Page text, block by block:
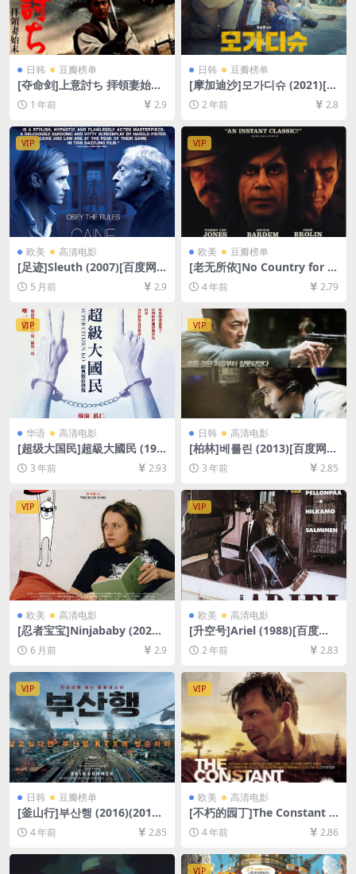
日韩 豆瓣榜单
[夺命剑]上意討ち 拝領妻始末
(1967)[百度网盘+夸克网盘10
80P超清资源][网盘在线播放/
下载][MP4/8.4GB][中文字幕]
1 年前 2.9
日韩 豆瓣榜单
[摩加迪沙]모가디슈 (2021)[百
度网盘+夸克网盘1080P超清
未删减资源][网盘在线播放/下
载][MP4/7.7GB][中文字幕]
2 年前 2.8
VIP
欧美 高清电影
[足迹]Sleuth (2007)[百度网
盘+夸克网盘1080P超清未删
减资源][网盘在线播放/下载]
5 月前 2.9
VIP
欧美 豆瓣榜单
[老无所依]No Country for O
ld Men (2007)[百度网盘+迅
雷云盘资源1080P超清未删减]
4 年前 2.79
VIP
华语 高清电影
[超级大国民]超級大國民 (199
6)[百度网盘+夸克网盘1080P
超清未删减资源][网盘在线播
放/下载][MP4/7.6GB][中文字
幕]
3 年前 2.93
VIP
日韩 高清电影
[柏林]베를린 (2013)[百度网盘
+夸克网盘1080P超清未删减
资源][网盘在线播放/下载][MP
4/7.8GB][韩语中字]
3 年前 2.85
VIP
欧美 高清电影
[忍者宝宝]Ninjababy (2021)
[百度网盘+夸克网盘1080P超
清未删减资源][网盘在线播放/
下载][MP4/6.6GB][中文字幕]
6 月前 2.9
VIP
欧美 高清电影
[升空号]Ariel (1988)[百度网
盘+夸克网盘1080P超清未删
减资源][网盘在线播放/下载]
[MP4/4.8GB][中文字幕]
2 年前 2.83
VIP
日韩 豆瓣榜单
[釜山行]부산행 (2016)(2012)
[百度网盘+迅雷云盘资源1080
P超清未删减][MP4/7.6GB][韩
4 年前 2.85
VIP
欧美 高清电影
[不朽的园丁]The Constant G
ardener (2005)[百度网盘+迅
雷云盘资源1080P超清未删减]
4 年前 2.86
VIP